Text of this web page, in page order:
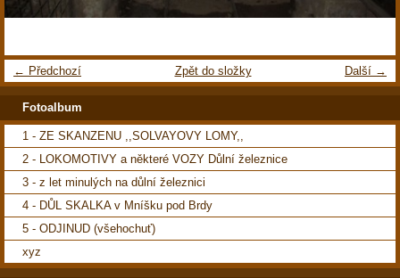
← Předchozí Další →
Zpět do složky
Fotoalbum
1 - ZE SKANZENU ,,SOLVAYOVY LOMY,,
2 - LOKOMOTIVY a některé VOZY Důlní železnice
3 - z let minulých na důlní železnici
4 - DŮL SKALKA v Mníšku pod Brdy
5 - ODJINUD (všehochuť)
xyz